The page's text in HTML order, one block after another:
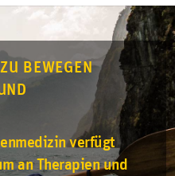
BEWEGEN
verfügt
an Therapien und